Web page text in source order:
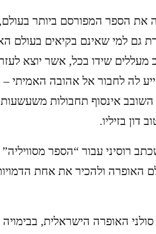
את הספר המפורסם ביותר
גם למי שאינם בקיאים בעולם
שידו בכל, אשר יוצא
לה לחבור אל אהובה האמיתי –
השובב אינסוף תחבולות
דון בזיליו.
רוסיני עבור “הספר
האופרה ולהכיר את אחת
האופרה הישראלית, בבימויה